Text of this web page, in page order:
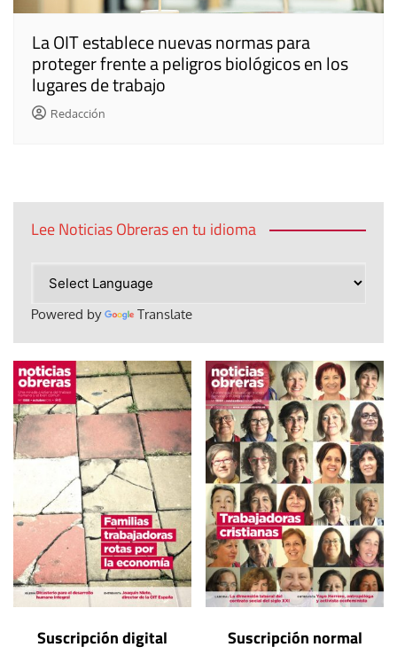
La OIT establece nuevas normas para
proteger frente a peligros biológicos en los
lugares de trabajo
Redacción
Lee Noticias Obreras en tu idioma
Powered by Translate
Suscripción digital Suscripción normal